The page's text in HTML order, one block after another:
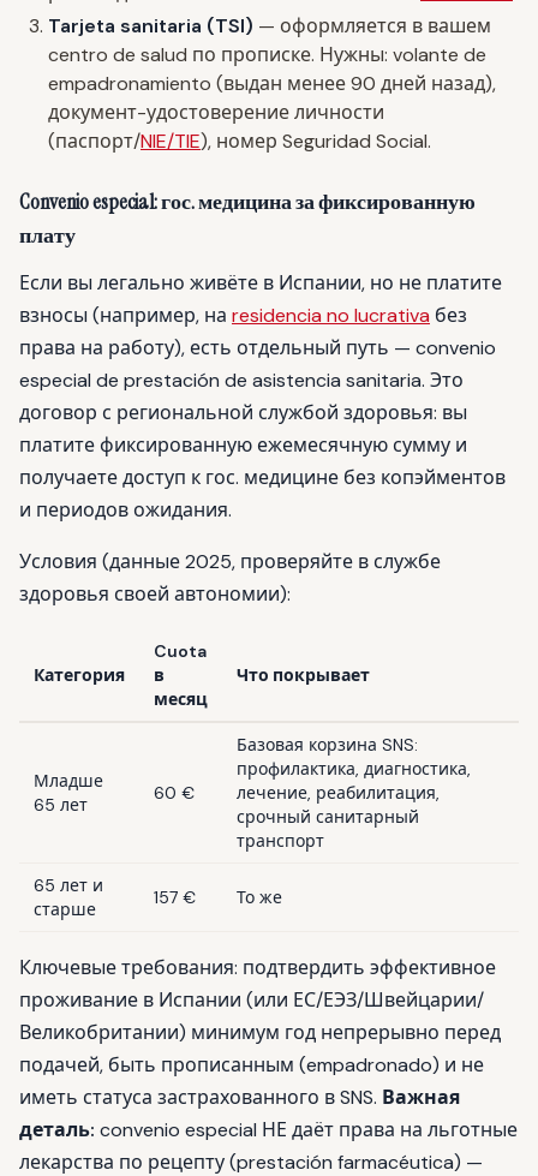
Tarjeta sanitaria (TSI) — оформляется в вашем
centro de salud по прописке. Нужны: volante de
empadronamiento (выдан менее 90 дней назад),
документ-удостоверение личности
(паспорт/NIE/TIE), номер Seguridad Social.
Convenio especial: гос. медицина за фиксированную
плату
Если вы легально живёте в Испании, но не платите
взносы (например, на residencia no lucrativa без
права на работу), есть отдельный путь — convenio
especial de prestación de asistencia sanitaria. Это
договор с региональной службой здоровья: вы
платите фиксированную ежемесячную сумму и
получаете доступ к гос. медицине без копэйментов
и периодов ожидания.
Условия (данные 2025, проверяйте в службе
здоровья своей автономии):
Категория
Cuota
в
месяц
Что покрывает
Младше
65 лет
60 €
Базовая корзина SNS:
профилактика, диагностика,
лечение, реабилитация,
срочный санитарный
транспорт
65 лет и
старше
157 € То же
Ключевые требования: подтвердить эффективное
проживание в Испании (или ЕС/ЕЭЗ/Швейцарии/
Великобритании) минимум год непрерывно перед
подачей, быть прописанным (empadronado) и не
иметь статуса застрахованного в SNS. Важная
деталь: convenio especial НЕ даёт права на льготные
лекарства по рецепту (prestación farmacéutica) —